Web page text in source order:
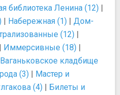
библиотека Ленина (12) |
| Набережная (1) | Дом-
(12) |
| Иммерсивные (18) |
Ваганьковское кладбище
(3) | Мастер и
(4) | Билеты и